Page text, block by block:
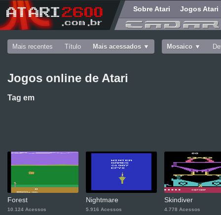
Sobre Atari Jogos Atari
Mais recentes Título Mais acessados Mosaico
Jogos online de Atari
Tag em
Forest
10.124 Acessos
Nightmare
5.916 Acessos
Skindiver
4.778 Acessos